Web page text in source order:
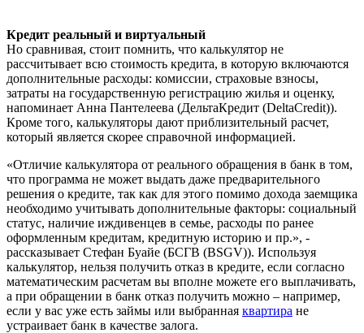
Кредит реальный и виртуальный
Но сравнивая, стоит помнить, что калькулятор не
рассчитывает всю стоимость кредита, в которую включаются
дополнительные расходы: комиссии, страховые взносы,
затраты на государственную регистрацию жилья и оценку,
напоминает Анна Пантелеева (ДельтаКредит (DeltaCredit)).
Кроме того, калькуляторы дают приблизительный расчет,
который является скорее справочной информацией.
«Отличие калькулятора от реального обращения в банк в том,
что программа не может выдать даже предварительного
решения о кредите, так как для этого помимо дохода заемщика
необходимо учитывать дополнительные факторы: социальный
статус, наличие иждивенцев в семье, расходы по ранее
оформленным кредитам, кредитную историю и пр.», -
рассказывает Стефан Буайе (БСГВ (BSGV)). Используя
калькулятор, нельзя получить отказ в кредите, если согласно
математическим расчетам вы вполне можете его выплачивать,
а при обращении в банк отказ получить можно – например,
если у вас уже есть займы или выбранная квартира не
устраивает банк в качестве залога.